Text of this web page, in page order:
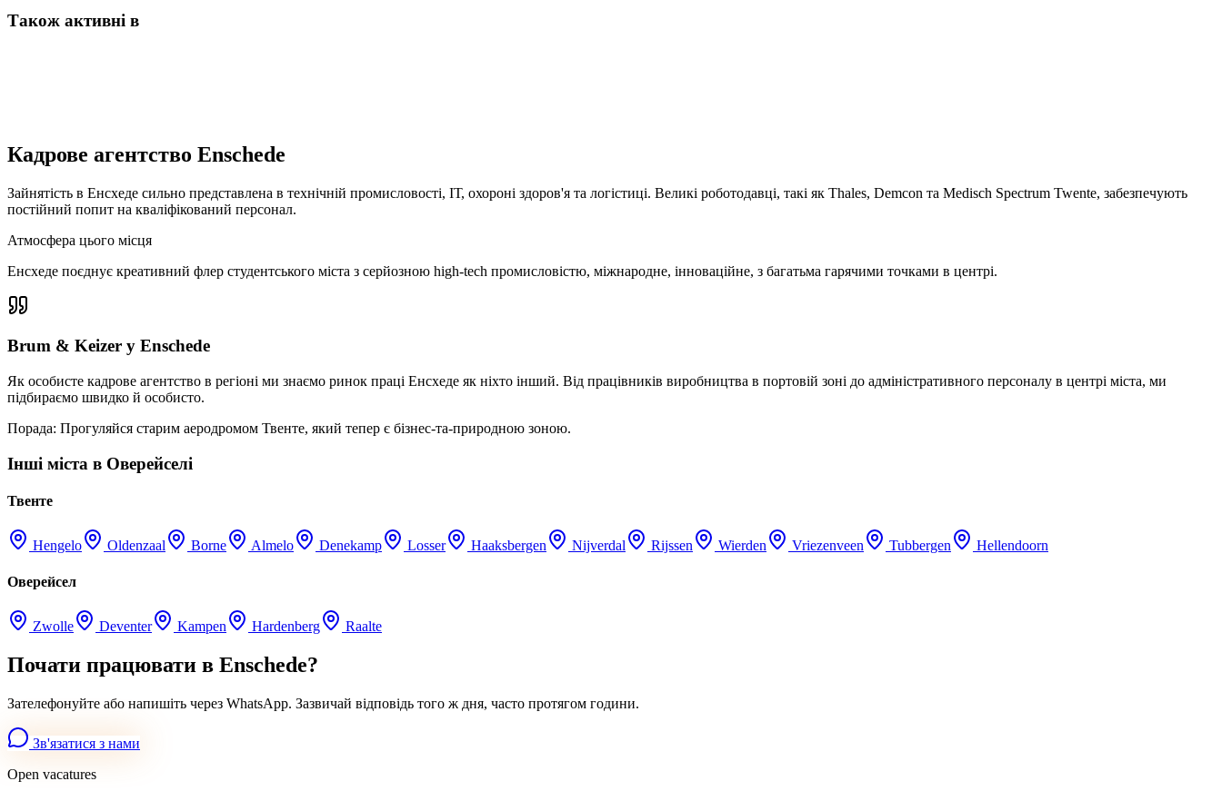
Також активні в
Кадрове агентство Enschede
Зайнятість в Енсхеде сильно представлена в технічній промисловості, ІТ, охороні здоров'я та логістиці. Великі роботодавці, такі як Thales, Demcon та Medisch Spectrum Twente, забезпечують
постійний попит на кваліфікований персонал.
Атмосфера цього місця
Енсхеде поєднує креативний флер студентського міста з серйозною high-tech промисловістю, міжнародне, інноваційне, з багатьма гарячими точками в центрі.
Brum & Keizer у Enschede
Як особисте кадрове агентство в регіоні ми знаємо ринок праці Енсхеде як ніхто інший. Від працівників виробництва в портовій зоні до адміністративного персоналу в центрі міста, ми
підбираємо швидко й особисто.
Порада: Прогуляйся старим аеродромом Твенте, який тепер є бізнес-та-природною зоною.
Інші міста в Оверейселі
Твенте
Hengelo Oldenzaal Borne Almelo Denekamp Losser Haaksbergen Nijverdal Rijssen Wierden Vriezenveen Tubbergen Hellendoorn
Оверейсел
Zwolle Deventer Kampen Hardenberg Raalte
Почати працювати в Enschede?
Зателефонуйте або напишіть через WhatsApp. Зазвичай відповідь того ж дня, часто протягом години.
Зв'язатися з нами
Open vacatures